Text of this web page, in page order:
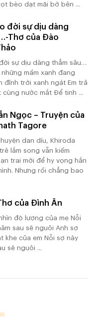
bèo dạt mãi bờ bên ...
đời sự dịu dàng
Thơ của Đào
sự dịu dàng thẳm sâu…
mầm xanh đang
đỉnh trời xanh ngát Em trả
cùng nước mắt Để tinh ...
Ngọc – Truyện của
Tagore
dan díu, Khiroda
lắm song vẫn kiếm
trai mới để hy vọng hắn
Nhưng rồi chẳng bao
của Đình Ân
độ lượng của mẹ Nỗi
sau sẽ nguôi Anh sợ
khe của em Nỗi sợ này
sẽ nguôi ...